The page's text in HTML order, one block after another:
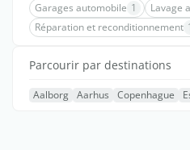
Garages automobile 1 Lavage
Réparation et reconditionnement 1
Parcourir par destinations
Aalborg Aarhus Copenhague